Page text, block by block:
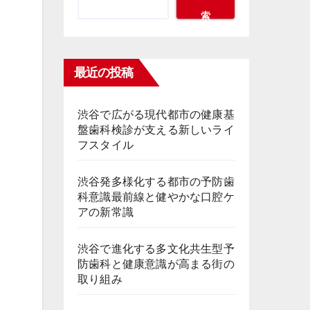
索
最近の投稿
渋谷で広がる現代都市の健康基
盤歯科検診が支える新しいライ
フスタイル
渋谷発多様化する都市の予防歯
科意識最前線と健やかな口腔ケ
アの新常識
渋谷で進化する多文化共生型予
防歯科と健康意識が高まる街の
取り組み